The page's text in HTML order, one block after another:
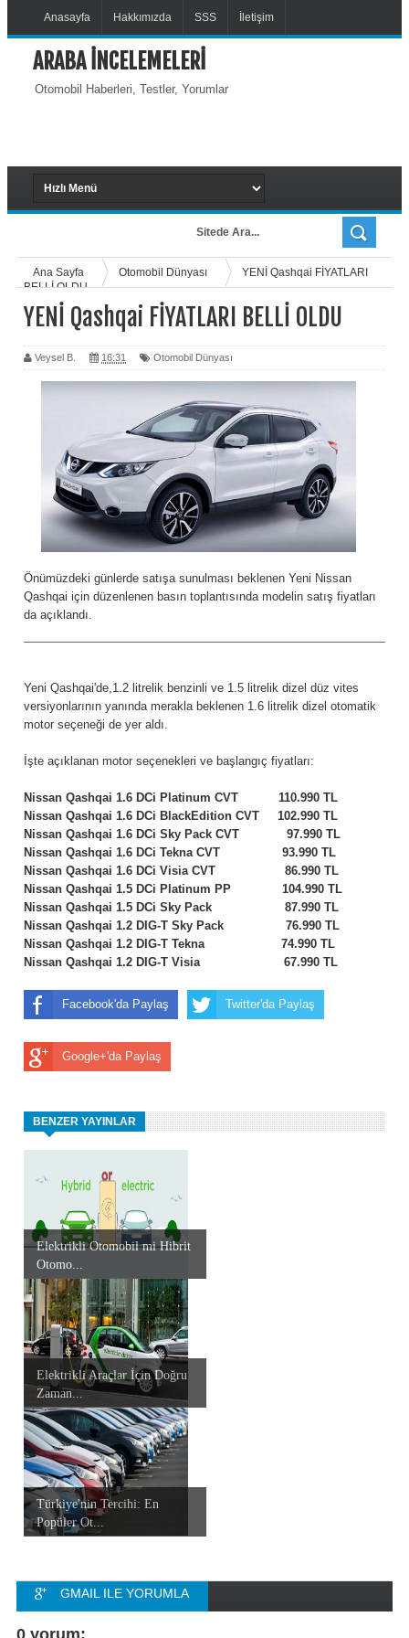
Anasayfa Hakkımızda SSS İletişim
ARABA İNCELEMELERİ
Otomobil Haberleri, Testler, Yorumlar
Ana Sayfa Otomobil Dünyası
YENİ Qashqai FİYATLARI
BELLİ OLDU
YENİ Qashqai FİYATLARI BELLİ OLDU
Veysel B. 16:31 Otomobil Dünyası
Önümüzdeki günlerde satışa sunulması beklenen Yeni Nissan
Qashqai için düzenlenen basın toplantısında modelin satış fiyatları
da açıklandı.
Yeni Qashqai'de,1.2 litrelik benzinli ve 1.5 litrelik dizel düz vites
versiyonlarının yanında merakla beklenen 1.6 litrelik dizel otomatik
motor seçeneği de yer aldı.
İşte açıklanan motor seçenekleri ve başlangıç fiyatları:
Nissan Qashqai 1.6 DCi Platinum CVT 110.990 TL
Nissan Qashqai 1.6 DCi BlackEdition CVT 102.990 TL
Nissan Qashqai 1.6 DCi Sky Pack CVT 97.990 TL
Nissan Qashqai 1.6 DCi Tekna CVT 93.990 TL
Nissan Qashqai 1.6 DCi Visia CVT 86.990 TL
Nissan Qashqai 1.5 DCi Platinum PP 104.990 TL
Nissan Qashqai 1.5 DCi Sky Pack 87.990 TL
Nissan Qashqai 1.2 DIG-T Sky Pack 76.990 TL
Nissan Qashqai 1.2 DIG-T Tekna 74.990 TL
Nissan Qashqai 1.2 DIG-T Visia 67.990 TL
Facebook'da Paylaş Twitter'da Paylaş
Google+'da Paylaş
BENZER YAYINLAR
Elektrikli Otomobil mi Hibrit
Otomo...
Elektrikli Araçlar İçin Doğru
Zaman...
Türkiye'nin Tercihi: En
Popüler Ot...
GMAIL ILE YORUMLA
FACEBOOK ILE
0 yorum: